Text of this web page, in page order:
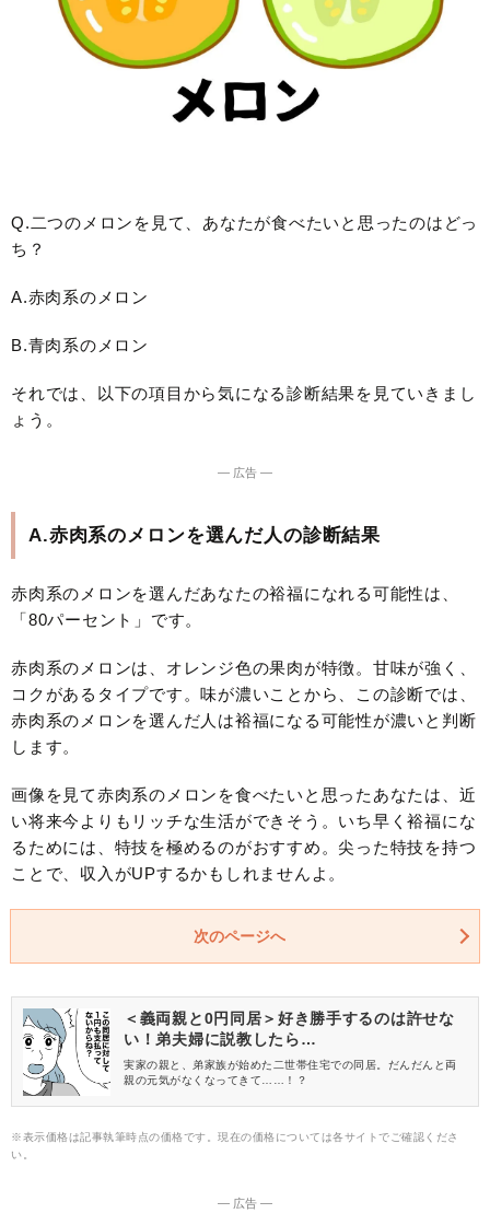
Q.二つのメロンを見て、あなたが食べたいと思ったのはどっ
ち？
A.赤肉系のメロン
B.青肉系のメロン
それでは、以下の項目から気になる診断結果を見ていきまし
ょう。
― 広告 ―
A.赤肉系のメロンを選んだ人の診断結果
赤肉系のメロンを選んだあなたの裕福になれる可能性は、
「80パーセント」です。
赤肉系のメロンは、オレンジ色の果肉が特徴。甘味が強く、
コクがあるタイプです。味が濃いことから、この診断では、
赤肉系のメロンを選んだ人は裕福になる可能性が濃いと判断
します。
画像を見て赤肉系のメロンを食べたいと思ったあなたは、近
い将来今よりもリッチな生活ができそう。いち早く裕福にな
るためには、特技を極めるのがおすすめ。尖った特技を持つ
ことで、収入がUPするかもしれませんよ。
次のページへ
＜義両親と0円同居＞好き勝手するのは許せな
い！弟夫婦に説教したら…
実家の親と、弟家族が始めた二世帯住宅での同居。だんだんと両
親の元気がなくなってきて……！？
※表示価格は記事執筆時点の価格です。現在の価格については各サイトでご確認くださ
い。
― 広告 ―